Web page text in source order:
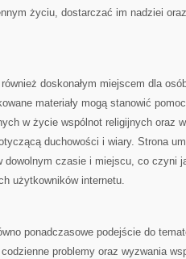
życiu, dostarczać im nadziei
doskonałym miejscem dla
materiały mogą stanowić
w życie wspólnot religijnych oraz
duchowości i wiary. Strona
dowolnym czasie i miejscu, co czyni
użytkowników internetu.
ponadczasowe podejście do
problemy oraz wyzwania